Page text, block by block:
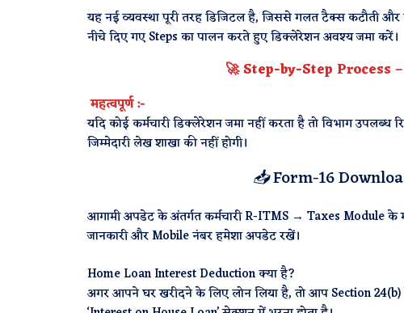
यह नई व्यवस्था पूरी तरह डिजिटल है, जिससे गलत टैक्स कटौती और
नीचे दिए गए Steps का पालन करते हुए डिक्लेरेशन अवश्य जमा करें।
🚀 Step-by-Step Process
महत्वपूर्ण :-
यदि कोई कर्मचारी डिक्लेरेशन जमा नहीं करता है तो विभाग
जिम्मेदारी लेख शाखा की नहीं होगी।
📥 Form-16
आगामी अपडेट के अंतर्गत कर्मचारी R-ITMS → Taxes Module
जानकारी और Mobile नंबर हमेशा अपडेट रखें।
Home Loan Interest Deduction क्या है?
अगर आपने घर खरीदने के लिए लोन लिया है, तो आप Section